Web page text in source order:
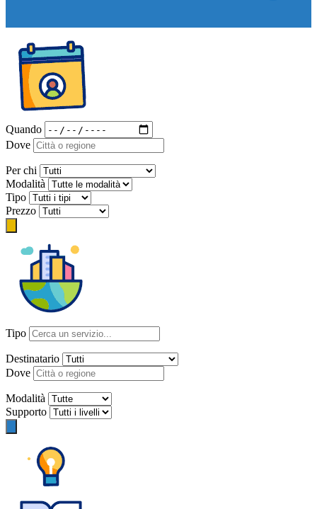
Quando
Dove
Per chi
Modalità
Tipo
Prezzo
Tipo
Destinatario
Dove
Modalità
Supporto